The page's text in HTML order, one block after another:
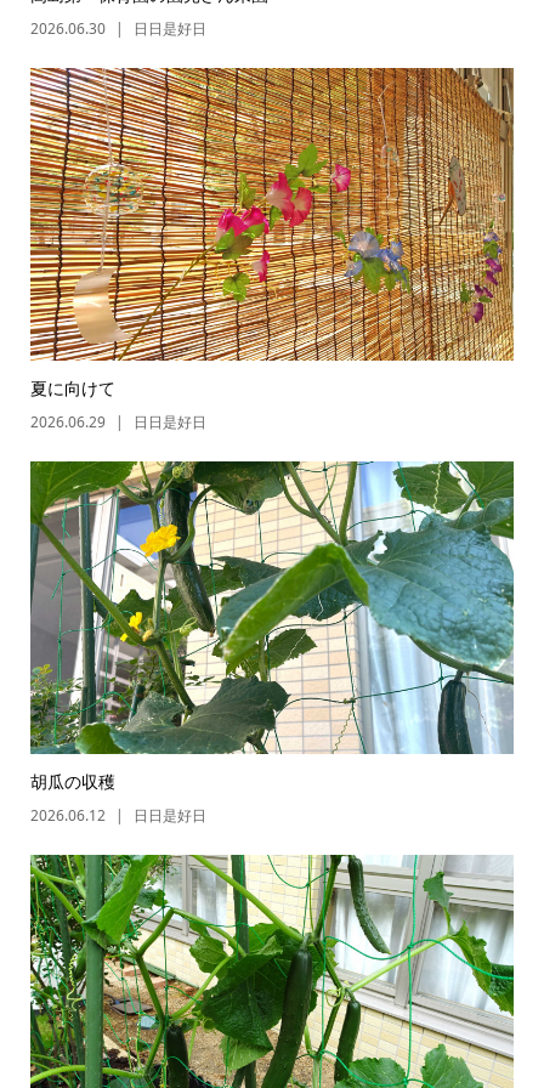
2026.06.30 日日是好日
夏に向けて
2026.06.29 日日是好日
胡瓜の収穫
2026.06.12 日日是好日